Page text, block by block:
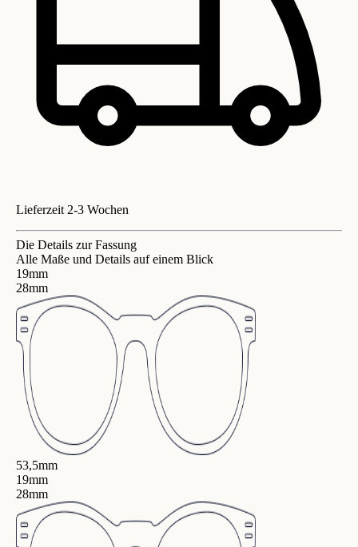
Lieferzeit 2-3 Wochen
Die Details zur Fassung
Alle Maße und Details auf einem Blick
19mm
28mm
53,5mm
19mm
28mm